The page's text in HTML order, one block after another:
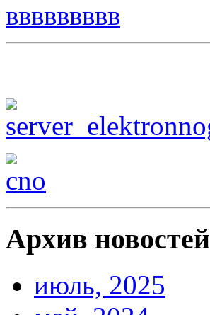
Архив новостей
июль, 2025